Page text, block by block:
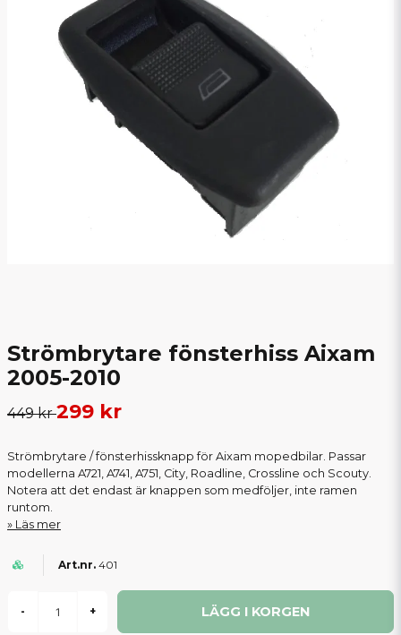
Strömbrytare fönsterhiss Aixam
2005-2010
449 kr299 kr
Strömbrytare / fönsterhissknapp för Aixam mopedbilar. Passar
modellerna A721, A741, A751, City, Roadline, Crossline och Scouty.
Notera att det endast är knappen som medföljer, inte ramen
runtom.
Läs mer
401
- + LÄGG I KORGEN